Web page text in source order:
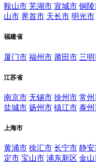
鞍山市 芜湖市 宣城市 铜陵
山市 界首市 天长市 明光市
福建省
厦门市 福州市 莆田市 三
江苏省
南京市 无锡市 徐州市 常州
盐城市 扬州市 镇江市 泰州
上海市
黄浦市 徐汇市 长宁市 静安
定市 宝山市 浦东新区 金山